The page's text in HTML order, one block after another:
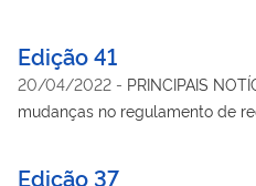
Edição 41
20/04/2022 - PRINCIPAIS
mudanças no regulamento de
Edição 37